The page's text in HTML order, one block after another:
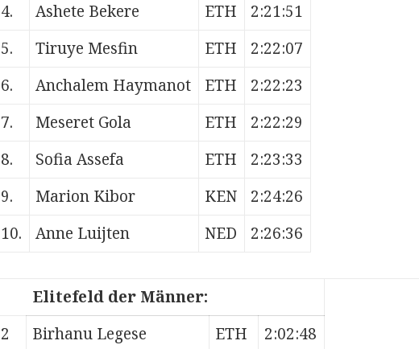
4.
Ashete Bekere ETH
2:21:51
5.
Tiruye Mesfin ETH
2:22:07
6.
Anchalem Haymanot ETH
2:22:23
7.
Meseret Gola ETH
2:22:29
8.
Sofia Assefa ETH
2:23:33
9.
Marion Kibor KEN
2:24:26
10.
Anne Luijten NED 2:26:36
Elitefeld der Männer:
2
Birhanu Legese ETH
2:02:48